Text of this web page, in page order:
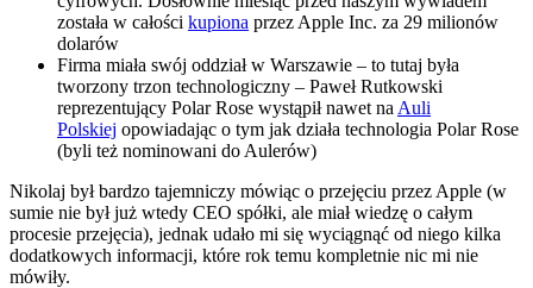
została w całości kupiona przez Apple Inc. za 29 milionów
dolarów
Firma miała swój oddział w Warszawie – to tutaj była
tworzony trzon technologiczny – Paweł Rutkowski
reprezentujący Polar Rose wystąpił nawet na Auli
Polskiej opowiadając o tym jak działa technologia Polar Rose
(byli też nominowani do Aulerów)
Nikolaj był bardzo tajemniczy mówiąc o przejęciu przez Apple (w
sumie nie był już wtedy CEO spółki, ale miał wiedzę o całym
procesie przejęcia), jednak udało mi się wyciągnąć od niego kilka
dodatkowych informacji, które rok temu kompletnie nic mi nie
mówiły.